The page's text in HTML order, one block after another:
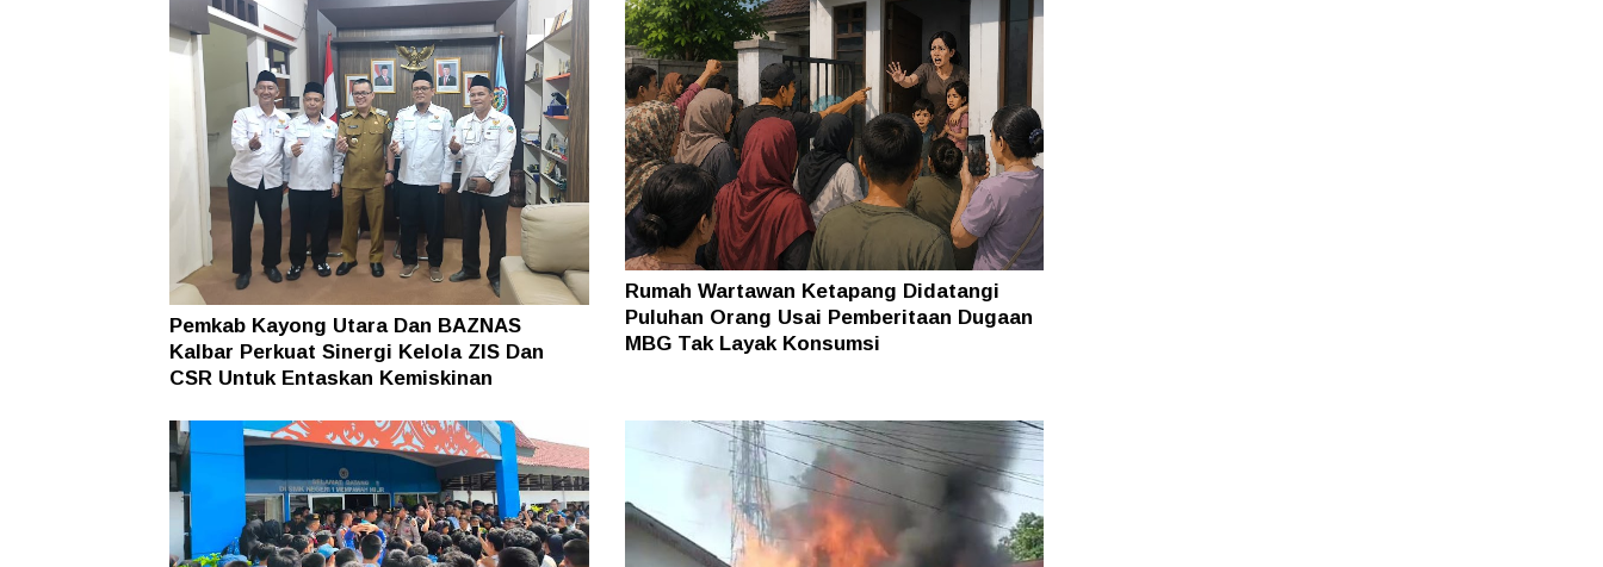
Pemkab Kayong Utara Dan BAZNAS
Kalbar Perkuat Sinergi Kelola ZIS Dan
CSR Untuk Entaskan Kemiskinan
Rumah Wartawan Ketapang Didatangi
Puluhan Orang Usai Pemberitaan Dugaan
MBG Tak Layak Konsumsi